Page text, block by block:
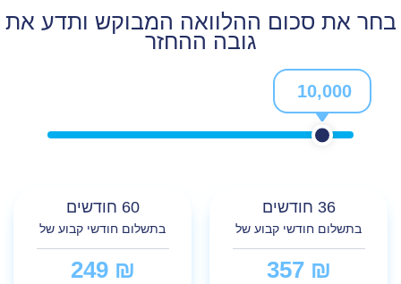
בחר את סכום ההלוואה המבוקש ותדע את
גובה ההחזר
10,000
36 חודשים
בתשלום חודשי קבוע של
₪ 357
60 חודשים
בתשלום חודשי קבוע של
₪ 249